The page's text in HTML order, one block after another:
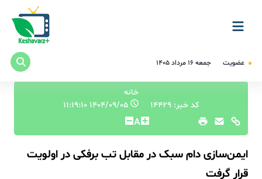
عضویت جمعه ۱۶ مرداد ۱۴۰۵
خانه
کد خبر: 14429
۱۴۰۴/۰۹/۰۵ ۱۱:۱۹:۱۰
A
ایمن‌سازی دام سبک در مقابل تب برفکی در اولویت
قرار گرفت